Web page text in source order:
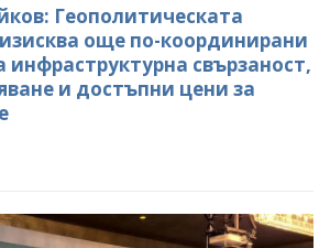
Геополитическата
още по-координирани
инфраструктурна свързаност,
и достъпни цени за